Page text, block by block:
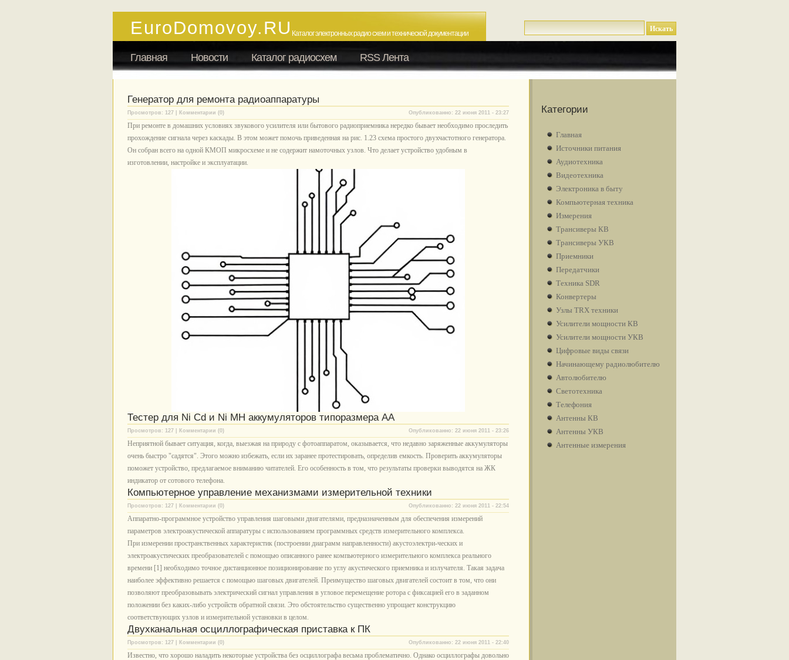
EuroDomovoy.RU Каталог электронных радио схем и технической документации
Главная Новости Каталог радиосхем RSS Лента
Генератор для ремонта радиоаппаратуры
Просмотров: 127 | Комментарии (0) Опубликованно: 22 июня 2011 - 23:27
При ремонте в домашних условиях звукового усилителя или бытового радиоприемника нередко бывает необходимо проследить
прохождение сигнала через каскады. В этом может помочь приведенная на рис. 1.23 схема простого двухчастотного генератора.
Он собран всего на одной КМОП микросхеме и не содержит намоточных узлов. Что делает устройство удобным в
изготовлении, настройке и эксплуатации.
Тестер для Ni Cd и Ni MH аккумуляторов типоразмера АА
Просмотров: 127 | Комментарии (0) Опубликованно: 22 июня 2011 - 23:26
Неприятной бывает ситуация, когда, выезжая на природу с фотоаппаратом, оказывается, что недавно заряженные аккумуляторы
очень быстро "садятся". Этого можно избежать, если их заранее протестировать, определив емкость. Проверить аккумуляторы
поможет устройство, предлагаемое вниманию читателей. Его особенность в том, что результаты проверки выводятся на ЖК
индикатор от сотового телефона.
Компьютерное управление механизмами измерительной техники
Просмотров: 127 | Комментарии (0) Опубликованно: 22 июня 2011 - 22:54
Аппаратно-программное устройство управления шаговыми двигателями, предназначенным для обеспечения измерений
параметров электроакустической аппаратуры с использованием программных средств измерительного комплекса.
При измерении пространственных характеристик (построении диаграмм направленности) акустоэлектри-ческих и
электроакустических преобразователей с помощью описанного ранее компьютерного измерительного комплекса реального
времени [1] необходимо точное дистанционное позиционирование по углу акустического приемника и излучателя. Такая задача
наиболее эффективно решается с помощью шаговых двигателей. Преимущество шаговых двигателей состоит в том, что они
позволяют преобразовывать электрический сигнал управления в угловое перемещение ротора с фиксацией его в заданном
положении без каких-либо устройств обратной связи. Это обстоятельство существенно упрощает конструкцию
соответствующих узлов и измерительной установки в целом.
Двухканальная осциллографическая приставка к ПК
Просмотров: 127 | Комментарии (0) Опубликованно: 22 июня 2011 - 22:40
Известно, что хорошо наладить некоторые устройства без осциллографа весьма проблематично. Однако осциллографы довольно
Категории
Главная
Источники питания
Аудиотехника
Видеотехника
Электроника в быту
Компьютерная техника
Измерения
Трансиверы КВ
Трансиверы УКВ
Приемники
Передатчики
Техника SDR
Конвертеры
Узлы TRX техники
Усилители мощности КВ
Усилители мощности УКВ
Цифровые виды связи
Начинающему радиолюбителю
Автолюбителю
Светотехника
Телефония
Антенны КВ
Антенны УКВ
Антенные измерения